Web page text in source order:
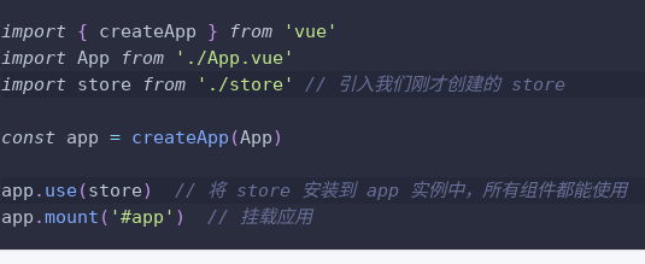
import { createApp } from
'vue'
import App from
'./App.vue'
import
store from './store' // 引入我们刚才创建的 store
const app = createApp (App)
app . use(store)
// 将 store 安装到 app 实例中，所有组件都能使用
app .mount ( '#app' ) // 挂载应用